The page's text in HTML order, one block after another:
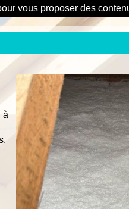
vous proposer des
à